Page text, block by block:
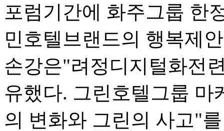
포럼기간에 화주그룹 한
민호텔브랜드의 행복제
손강은"려정디지털화전
유했다. 그린호텔그룹
의 변화와 그린의 사고"